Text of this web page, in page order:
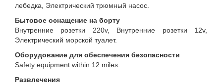
лебедка, Электрический трюмный насос.
Бытовое оснащение на борту
Внутренние розетки 220v, Внутренние розетки 12v,
Электрический морской туалет.
Оборудование для обеспечения безопасности
Safety equipment within 12 miles.
Развлечения